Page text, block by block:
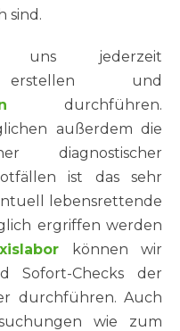
sind.
jederzeit
und
durchführen.
außerdem die
diagnostischer
ist das sehr
lebensrettende
ergriffen werden
können wir
Sofort-Checks der
durchführen. Auch
wie zum